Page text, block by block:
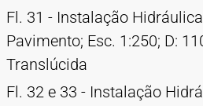
Fl. 31 - Instalação
Pavimento; Esc. 1:250; D:
Translúcida
Fl. 32 e 33 - Instalação